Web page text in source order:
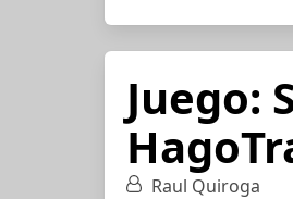
Juego:
Raul Quiroga